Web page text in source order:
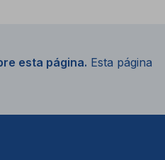
esta página. Esta página